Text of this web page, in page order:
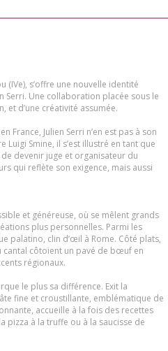
(IVe), s’offre une nouvelle identité
Serri. Une collaboration placée sous le
et d’une créativité assumée.
France, Julien Serri n’en est pas à son
Luigi Smine, il s’est illustré en tant que
devenir juge et organisateur du
qui reflète son exigence, mais aussi
et généreuse, où se mêlent grands
plus personnelles. Parmi les
palatino, clin d’œil à Rome. Côté plats,
côtoient un pavé de bœuf en
régionaux.
le plus sa différence. Exit la
fine et croustillante, emblématique de
accueille à la fois des recettes
pizza à la truffe ou à la saucisse de